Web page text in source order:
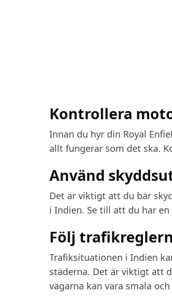
Kontrollera
Innan du hyr din Royal
allt fungerar som det ska.
Använd
Det är viktigt att du bär
i Indien. Se till att du har
Följ
Trafiksituationen i Indien
städerna. Det är viktigt att
vägarna kan vara smala